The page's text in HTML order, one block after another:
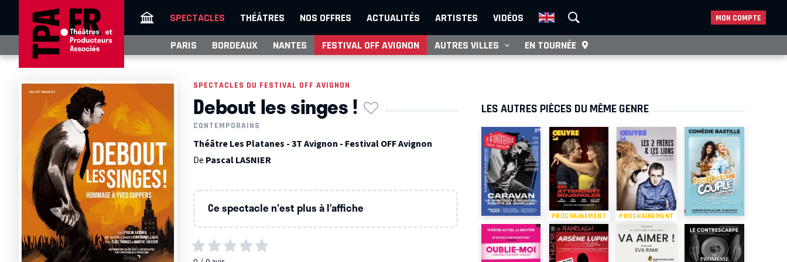
SPECTACLES THÉÂTRES NOS OFFRES ACTUALITÉS ARTISTES VIDÉOS MON COMPTE
PARIS BORDEAUX NANTES FESTIVAL OFF AVIGNON AUTRES VILLES EN TOURNÉE
SPECTACLES DU FESTIVAL OFF AVIGNON
Debout les singes !
CONTEMPORAINS
Théâtre Les Platanes - 3T Avignon - Festival OFF Avignon
De Pascal LASNIER
Ce spectacle n'est plus à l’affiche
LES AUTRES PIÈCES DU MÊME GENRE
PROCHAINEMENT PROCHAINEMENT